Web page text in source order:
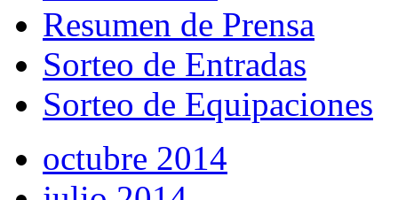
Resumen de Prensa
Sorteo de Entradas
Sorteo de Equipaciones
octubre 2014